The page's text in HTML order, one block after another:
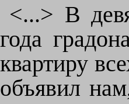
<...> В
года
квартиру
объявил